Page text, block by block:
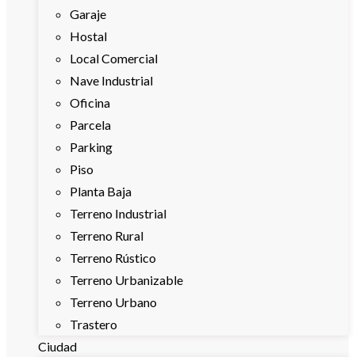
Garaje
Hostal
Local Comercial
Nave Industrial
Oficina
Parcela
Parking
Piso
Planta Baja
Terreno Industrial
Terreno Rural
Terreno Rústico
Terreno Urbanizable
Terreno Urbano
Trastero
Ciudad